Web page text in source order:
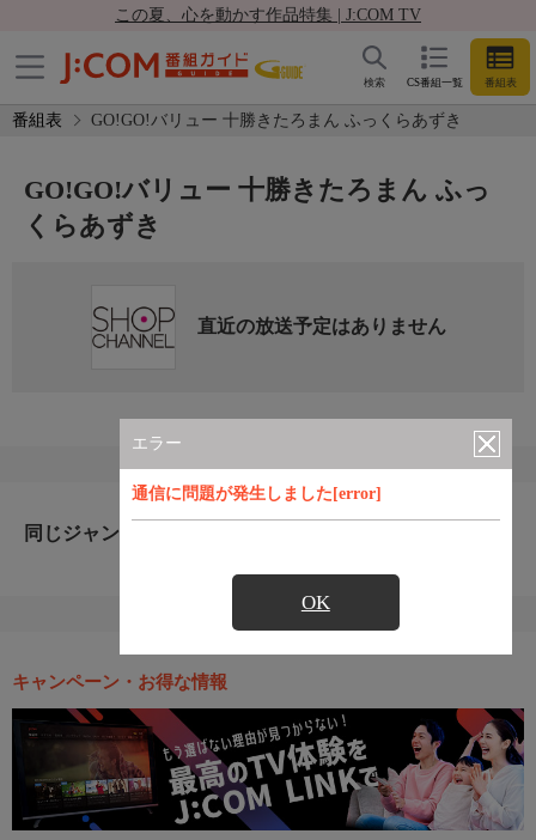
この夏、心を動かす作品特集 | J:COM TV
CS番組一覧 番組表
検索
番組表 GO!GO!バリュー 十勝きたろまん ふっくらあずき
エラー
通信に問題が発生しました[error]
OK
GO!GO!バリュー 十勝きたろまん ふっ
くらあずき
直近の放送予定はありません
同じジャンルのおすすめ番組
キャンペーン・お得な情報